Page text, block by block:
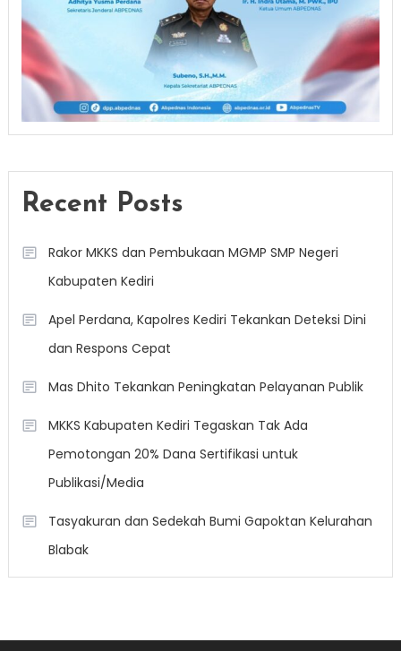
Recent Posts
Rakor MKKS dan Pembukaan MGMP SMP Negeri
Kabupaten Kediri
Apel Perdana, Kapolres Kediri Tekankan Deteksi Dini
dan Respons Cepat
Mas Dhito Tekankan Peningkatan Pelayanan Publik
MKKS Kabupaten Kediri Tegaskan Tak Ada
Pemotongan 20% Dana Sertifikasi untuk
Publikasi/Media
Tasyakuran dan Sedekah Bumi Gapoktan Kelurahan
Blabak